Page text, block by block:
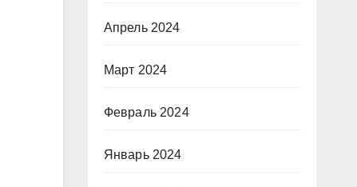
Апрель 2024
Март 2024
Февраль 2024
Январь 2024